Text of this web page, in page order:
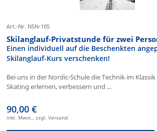
Art.-Nr. NSN-105
Skilanglauf-Privatstunde für zwei
Einen individuell auf die Beschenkten
Skilanglauf-Kurs verschenken!
Bei uns in der Nordic-Schule die Technik im
Skating erlernen, verbessern und ...
90,00 €
inkl. Mwst., zzgl. Versand